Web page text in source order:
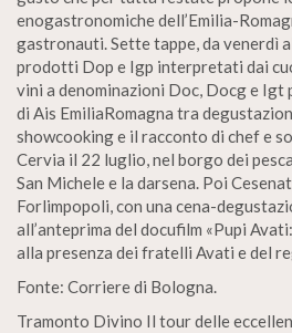
enogastronomiche dell’Emilia-
gastronauti. Sette tappe, da venerdì
prodotti Dop e Igp interpretati dai
vini a denominazioni Doc, Docg e Igt
di Ais EmiliaRomagna tra
showcooking e il racconto di chef e
Cervia il 22 luglio, nel borgo dei
San Michele e la darsena. Poi
Forlimpopoli, con una cena-
all’anteprima del docufilm «Pupi
alla presenza dei fratelli Avati e del
Fonte: Corriere di Bologna.
Tramonto Divino Il tour delle